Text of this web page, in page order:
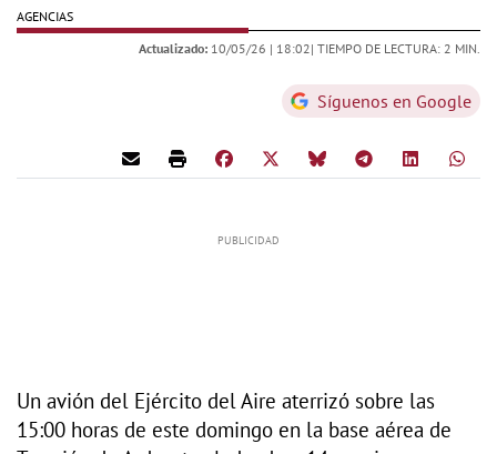
AGENCIAS
Actualizado: 10/05/26 | 18:02| TIEMPO DE LECTURA: 2 MIN.
Síguenos en Google
Un avión del Ejército del Aire aterrizó sobre las
15:00 horas de este domingo en la base aérea de